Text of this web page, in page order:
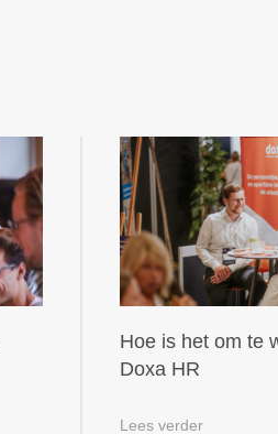
Hoe is het om te
Doxa HR
Lees verder